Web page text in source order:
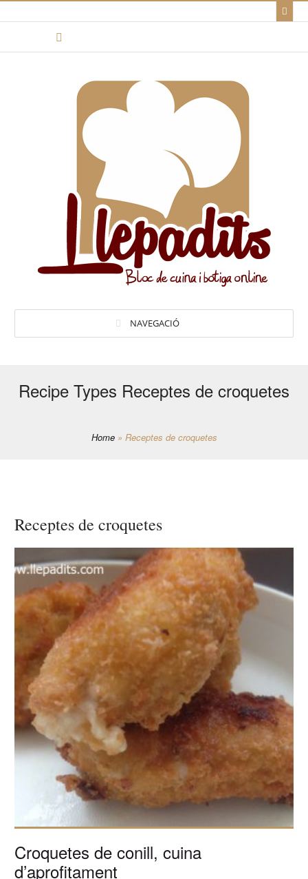
NAVEGACIÓ
Recipe Types Receptes de croquetes
Home » Receptes de croquetes
Receptes de croquetes
Croquetes de conill, cuina
d’aprofitament